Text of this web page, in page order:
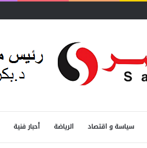
سياسة و اقتصاد الرياضة أحبار فنية